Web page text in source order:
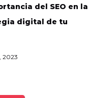
del SEO en la
digital de tu
2023